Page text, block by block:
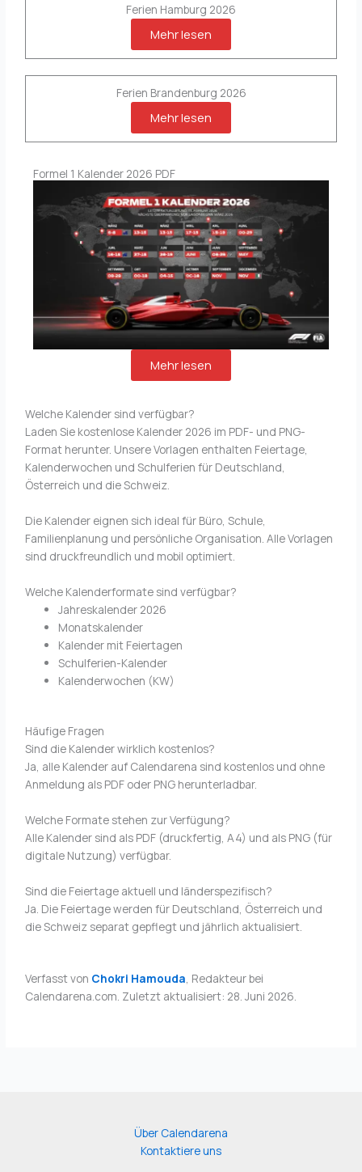
Ferien Hamburg 2026
Mehr lesen
Ferien Brandenburg 2026
Mehr lesen
Formel 1 Kalender 2026 PDF
Mehr lesen
Welche Kalender sind verfügbar?
Laden Sie kostenlose Kalender 2026 im PDF- und PNG-
Format herunter. Unsere Vorlagen enthalten Feiertage,
Kalenderwochen und Schulferien für Deutschland,
Österreich und die Schweiz.
Die Kalender eignen sich ideal für Büro, Schule,
Familienplanung und persönliche Organisation. Alle Vorlagen
sind druckfreundlich und mobil optimiert.
Welche Kalenderformate sind verfügbar?
Jahreskalender 2026
Monatskalender
Kalender mit Feiertagen
Schulferien-Kalender
Kalenderwochen (KW)
Häufige Fragen
Sind die Kalender wirklich kostenlos?
Ja, alle Kalender auf Calendarena sind kostenlos und ohne
Anmeldung als PDF oder PNG herunterladbar.
Welche Formate stehen zur Verfügung?
Alle Kalender sind als PDF (druckfertig, A4) und als PNG (für
digitale Nutzung) verfügbar.
Sind die Feiertage aktuell und länderspezifisch?
Ja. Die Feiertage werden für Deutschland, Österreich und
die Schweiz separat gepflegt und jährlich aktualisiert.
Verfasst von Chokri Hamouda, Redakteur bei
Calendarena.com. Zuletzt aktualisiert: 28. Juni 2026.
Über Calendarena
Kontaktiere uns